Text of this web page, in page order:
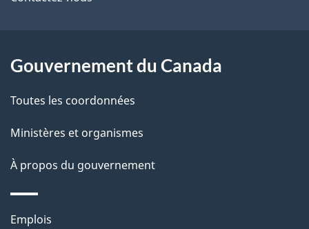
d
e
p
a
site
Gouvernement du Canada
Toutes les coordonnées
Ministères et organismes
À propos du gouvernement
Thèmes
Emplois